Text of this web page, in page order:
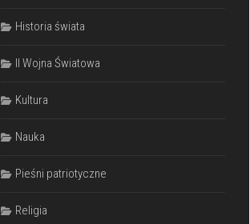
Historia świata
II Wojna Światowa
Kultura
Nauka
Pieśni patriotyczne
Religia